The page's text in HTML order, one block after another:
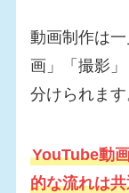
動画制作は
画」「撮影
分けられます
YouTube動
的な流れは